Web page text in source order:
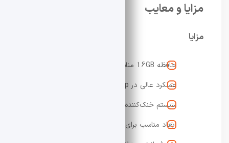
مزایا و معایب
مزایا
حافظه 16GB مناسب برای آینده
عملکرد عالی در 1080p و 1440p
سیستم خنک‌کننده کم‌صدا و کارآمد
ابعاد مناسب برای کیس‌های مختلف